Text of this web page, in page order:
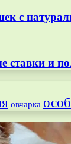
с
ставки и
овчарка